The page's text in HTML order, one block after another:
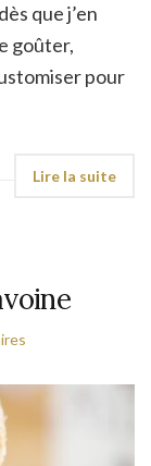
que j’en
goûter,
pour